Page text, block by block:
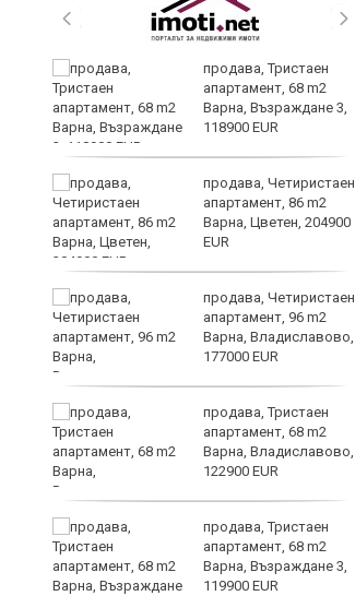
продава, Тристаен
апартамент, 68 m2
Варна, Възраждане 3,
118900 EUR
продава, Четиристаен
апартамент, 86 m2
Варна, Цветен, 204900
EUR
продава, Четиристаен
апартамент, 96 m2
Варна, Владиславово,
177000 EUR
продава, Тристаен
апартамент, 68 m2
Варна, Владиславово,
122900 EUR
продава, Тристаен
апартамент, 68 m2
Варна, Възраждане 3,
119900 EUR